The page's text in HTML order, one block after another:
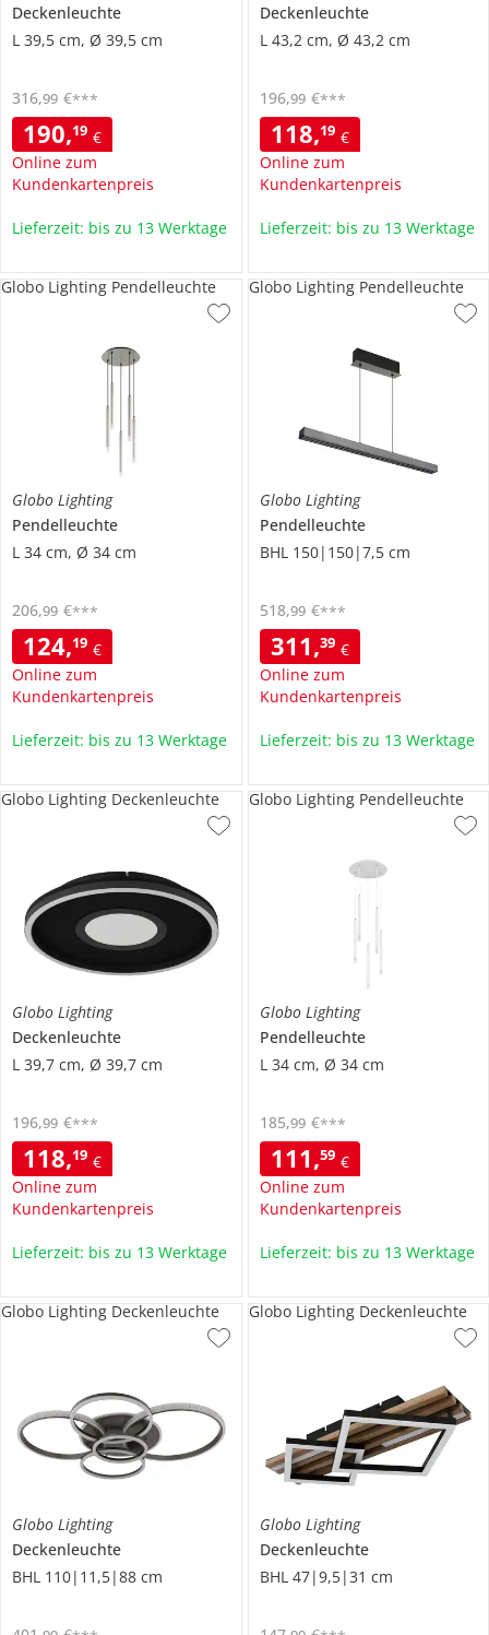
Deckenleuchte
L 39,5 cm, Ø 39,5 cm
190,19 €
Online zum
Kundenkartenpreis
316,99 €***
Lieferzeit: bis zu 13 Werktage
Deckenleuchte
L 43,2 cm, Ø 43,2 cm
118,19 €
Online zum
Kundenkartenpreis
196,99 €***
Lieferzeit: bis zu 13 Werktage
Globo Lighting
Pendelleuchte
L 34 cm, Ø 34 cm
124,19 €
Online zum
Kundenkartenpreis
206,99 €***
Globo Lighting Pendelleuchte
Lieferzeit: bis zu 13 Werktage
Globo Lighting
Pendelleuchte
BHL 150|150|7,5 cm
311,39 €
Online zum
Kundenkartenpreis
518,99 €***
Globo Lighting Pendelleuchte
Lieferzeit: bis zu 13 Werktage
Globo Lighting
Deckenleuchte
L 39,7 cm, Ø 39,7 cm
118,19 €
Online zum
Kundenkartenpreis
196,99 €***
Globo Lighting Deckenleuchte
Lieferzeit: bis zu 13 Werktage
Globo Lighting
Pendelleuchte
L 34 cm, Ø 34 cm
111,59 €
Online zum
Kundenkartenpreis
185,99 €***
Globo Lighting Pendelleuchte
Lieferzeit: bis zu 13 Werktage
Globo Lighting
Deckenleuchte
BHL 110|11,5|88 cm
Globo Lighting Deckenleuchte
Globo Lighting
Deckenleuchte
BHL 47|9,5|31 cm
Globo Lighting Deckenleuchte